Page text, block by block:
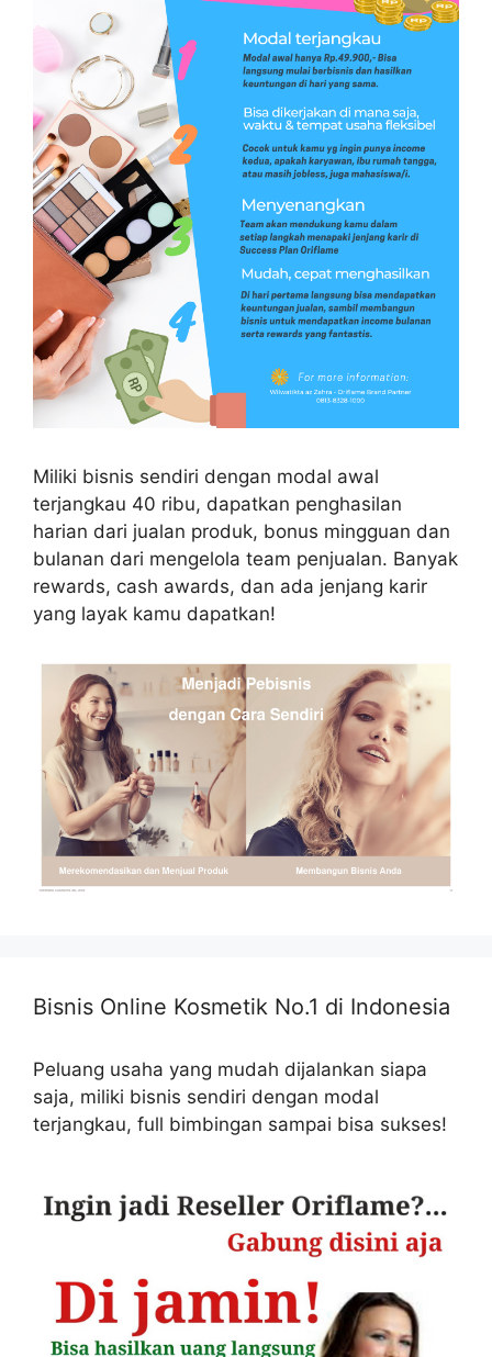
Miliki bisnis sendiri dengan modal awal
terjangkau 40 ribu, dapatkan penghasilan
harian dari jualan produk, bonus mingguan dan
bulanan dari mengelola team penjualan. Banyak
rewards, cash awards, dan ada jenjang karir
yang layak kamu dapatkan!
Bisnis Online Kosmetik No.1 di Indonesia
Peluang usaha yang mudah dijalankan siapa
saja, miliki bisnis sendiri dengan modal
terjangkau, full bimbingan sampai bisa sukses!